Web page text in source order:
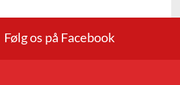
Følg os på Facebook